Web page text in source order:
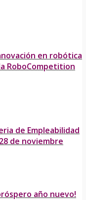
en robótica
RoboCompetition
de Empleabilidad
de noviembre
año nuevo!